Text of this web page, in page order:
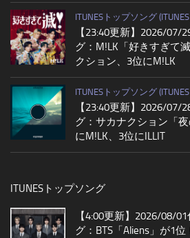
ITUNESトップソング
【23:40更新】2026/07/
グ：M!LK「好きすぎて
クション、3位にM!LK
ITUNESトップソング
【23:40更新】2026/07/
グ：サカナクション「
にM!LK、3位にILLIT
ITUNESトップソング
【4:00更新】2026/08/
グ：BTS「Aliens」が1